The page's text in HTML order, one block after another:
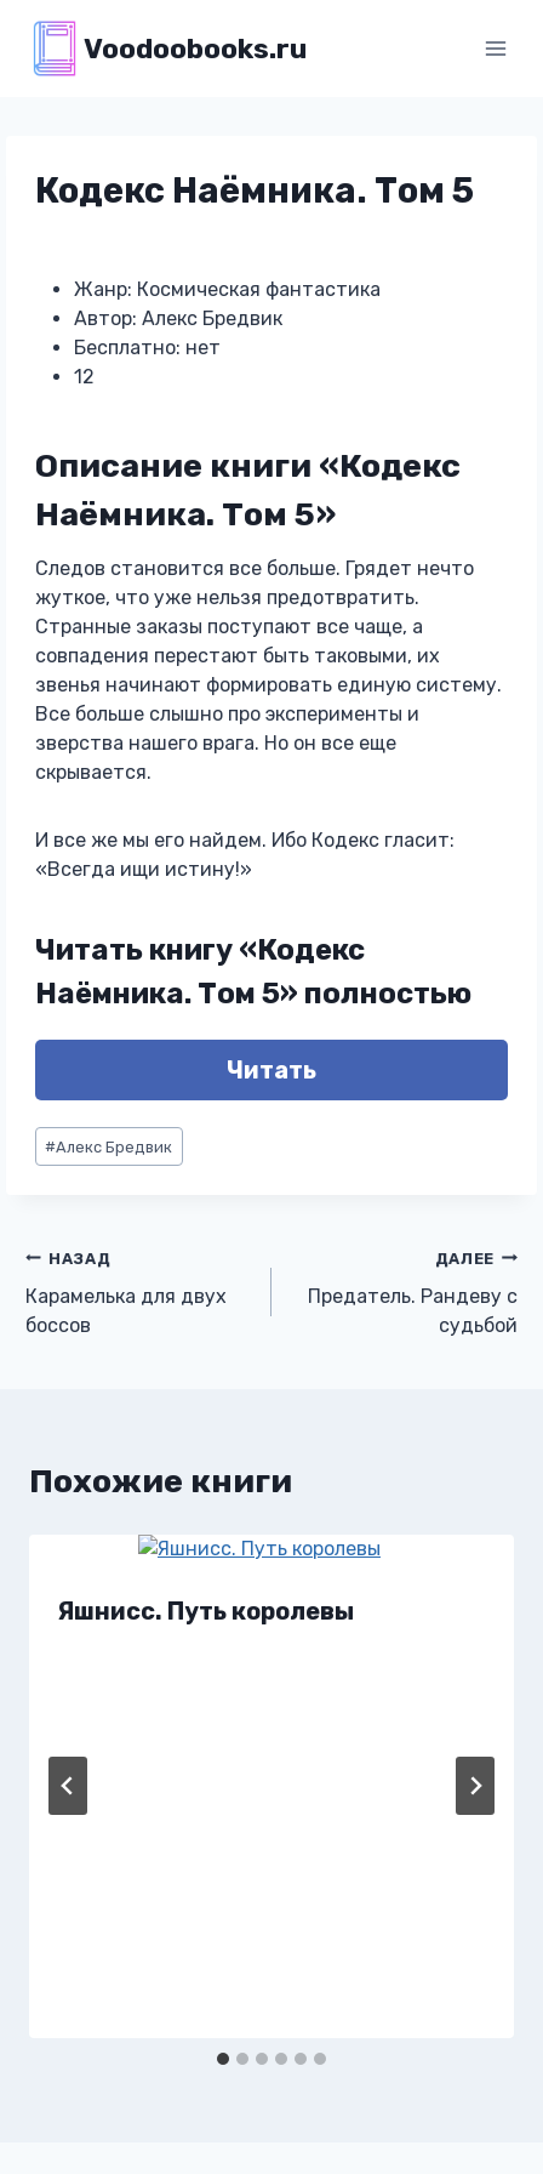
содержимому
Voodoobooks.ru
Кодекс Наёмника. Том 5
Жанр: Космическая фантастика
Автор: Алекс Бредвик
Бесплатно: нет
12
Описание книги «Кодекс
Наёмника. Том 5»
Следов становится все больше. Грядет нечто
жуткое, что уже нельзя предотвратить.
Странные заказы поступают все чаще, а
совпадения перестают быть таковыми, их
звенья начинают формировать единую систему.
Все больше слышно про эксперименты и
зверства нашего врага. Но он все еще
скрывается.
И все же мы его найдем. Ибо Кодекс гласит:
«Всегда ищи истину!»
Читать книгу «Кодекс
Наёмника. Том 5» полностью
Читать
Метки
записи:
#Алекс Бредвик
Навигация
по
НАЗАД
Карамелька для двух
боссов
ДАЛЕЕ
Предатель. Рандеву с
судьбой
Похожие книги
Яшнисс. Путь королевы